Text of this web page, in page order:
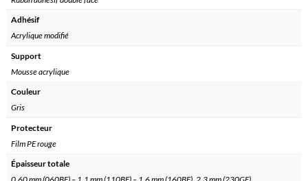
Adhésif
Acrylique modifié
Support
Mousse acrylique
Couleur
Gris
Protecteur
Film PE rouge
Épaisseur totale